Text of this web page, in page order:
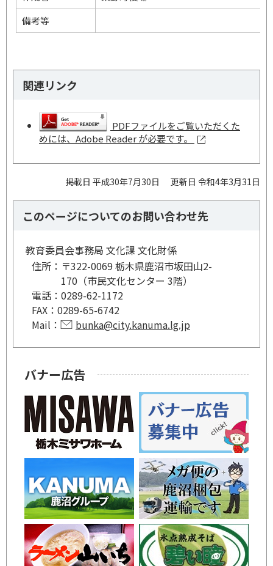
備考等
関連リンク
PDFファイルをご覧いただくた
めには、Adobe Reader が必要です。
掲載日 平成30年7月30日 更新日 令和4年3月31日
このページについてのお問い合わせ先
教育委員会事務局 文化課 文化財係
住所： 〒322-0069 栃木県鹿沼市坂田山2-
170（市民文化センター 3階）
電話： 0289-62-1172
FAX： 0289-65-6742
Mail：
bunka@city.kanuma.lg.jp
バナー広告